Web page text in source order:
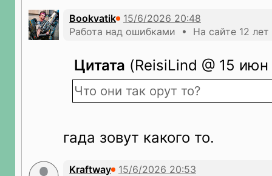
Bookvatik
Работа над ошибками • На сайте 12 лет
Цитата (ReisiLind @ 15
Что они так орут то?
гада зовут какого то.
Kraftway